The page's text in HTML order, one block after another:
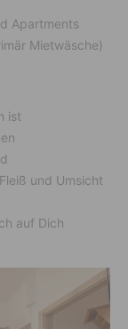
Apartments
Mietwäsche)
ist
und Umsicht
auf Dich